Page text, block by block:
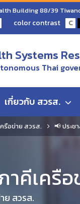
Building 88/39
color contrast C
Systems
Thai
เกี่ยวกับ สวรส.
รือข่าย สวรส. 📢 ประช
าคีเครื
ย สวรส.